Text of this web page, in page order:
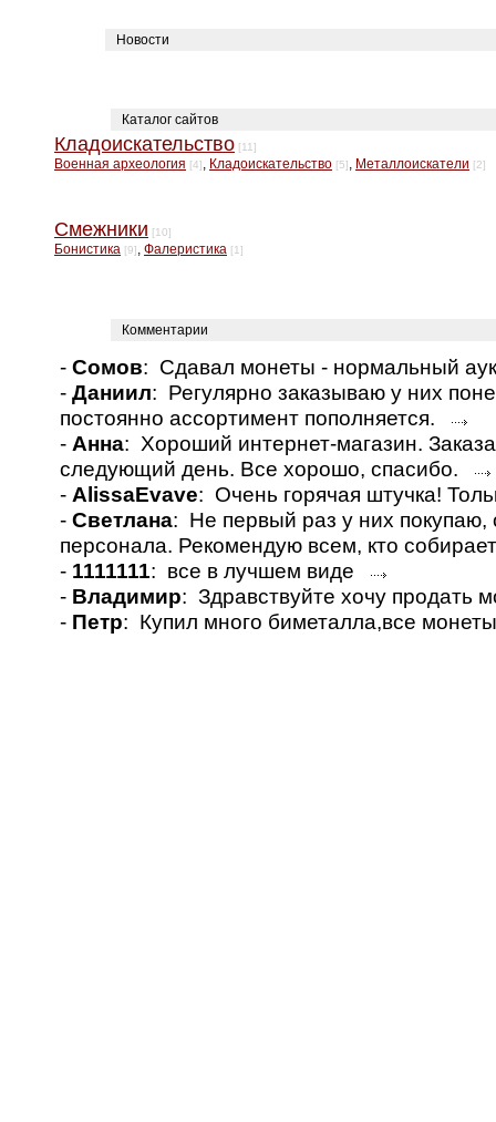
Новости
Каталог сайтов
Кладоискательство [11]
Военная археология [4], Кладоискательство [5], Металлоискатели [2]
Смежники [10]
Бонистика [9], Фалеристика [1]
Комментарии
- Сомов: Сдавал монеты - нормальный
- Даниил: Регулярно заказываю у них
постоянно ассортимент пополняется.
- Анна: Хороший интернет-магазин.
следующий день. Все хорошо, спасибо.
- AlissaEvave: Очень горячая штучка!
- Светлана: Не первый раз у них
персонала. Рекомендую всем, кто
- 1111111: все в лучшем виде
- Владимир: Здравствуйте хочу продать
- Петр: Купил много биметалла,все